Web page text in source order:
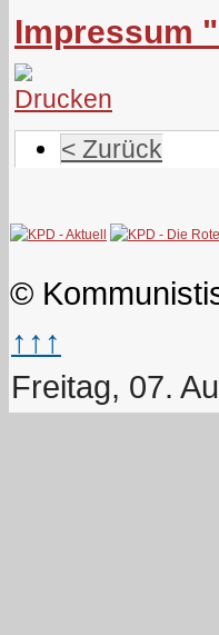
Impressum
< Zurück
©
↑↑↑
Freitag, 07.